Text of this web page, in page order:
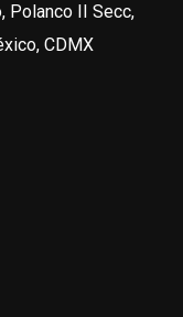
Polanco II Secc,
CDMX